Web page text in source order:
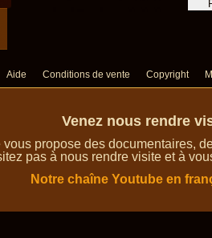
Aide Conditions de vente Copyright
Venez nous rendre
vous propose des documentaires,
pas à nous rendre visite et à
Notre chaîne Youtube en